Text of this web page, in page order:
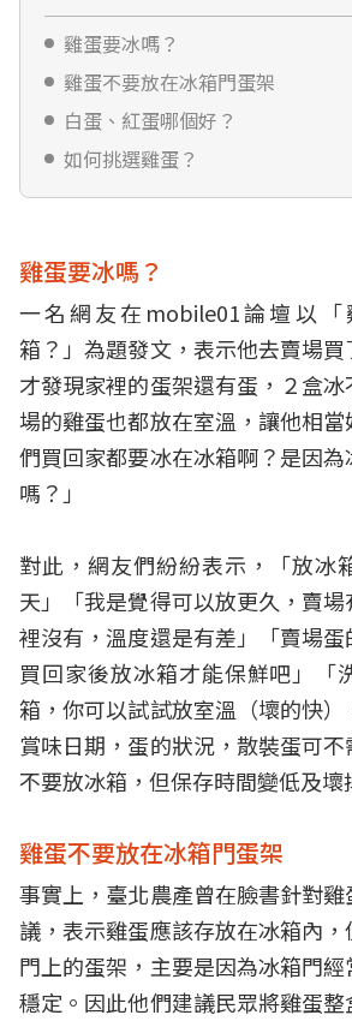
雞蛋要冰嗎？
雞蛋不要放在冰箱門蛋架
白蛋、紅蛋哪個好？
如何挑選雞蛋？
雞蛋要冰嗎？
一名網友在mobile01論壇以
箱？」為題發文，表示他去賣場
才發現家裡的蛋架還有蛋，２盒
場的雞蛋也都放在室溫，讓他相
們買回家都要冰在冰箱啊？是因
嗎？」
對此，網友們紛紛表示，「放冰
天」「我是覺得可以放更久，賣
裡沒有，溫度還是有差」「賣場蛋
買回家後放冰箱才能保鮮吧」「
箱，你可以試試放室溫（壞的快
賞味日期，蛋的狀況，散裝蛋可
不要放冰箱，但保存時間變低及壞
雞蛋不要放在冰箱門蛋架
事實上，臺北農產曾在臉書針對
議，表示雞蛋應該存放在冰箱內
門上的蛋架，主要是因為冰箱門
穩定。因此他們建議民眾將雞蛋